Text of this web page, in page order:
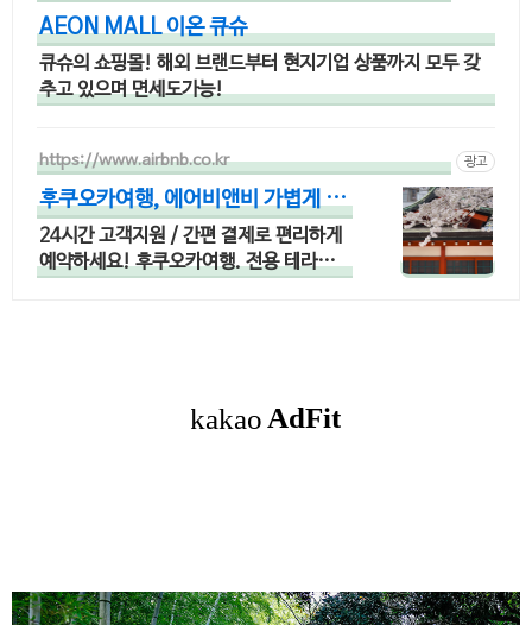
AEON MALL 이온 큐슈
큐슈의 쇼핑몰! 해외 브랜드부터 현지기업 상품까지 모두 갖
추고 있으며 면세도가능!
https://www.airbnb.co.kr 광고
후쿠오카여행, 에어비앤비 가볍게 떠
나는 후쿠오카 여행
24시간 고객지원 / 간편 결제로 편리하게
예약하세요! 후쿠오카여행. 전용 테라스와